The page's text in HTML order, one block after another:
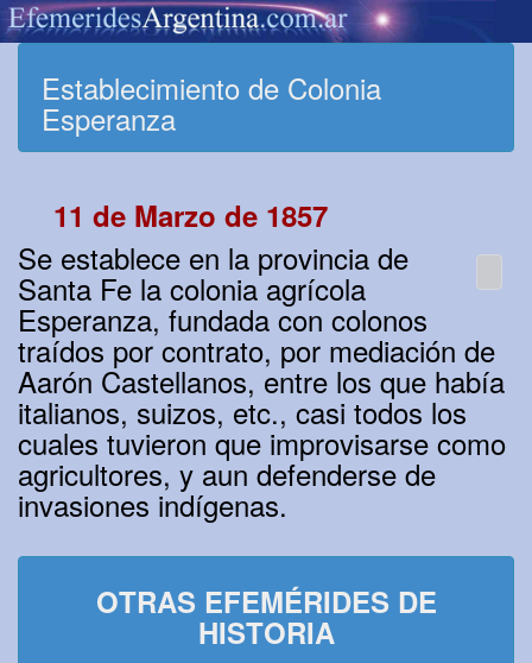
Establecimiento de Colonia
Esperanza
11 de Marzo de 1857
Se establece en la provincia de
Santa Fe la colonia agrícola
Esperanza, fundada con colonos
traídos por contrato, por mediación de
Aarón Castellanos, entre los que había
italianos, suizos, etc., casi todos los
cuales tuvieron que improvisarse como
agricultores, y aun defenderse de
invasiones indígenas.
OTRAS EFEMÉRIDES DE
HISTORIA